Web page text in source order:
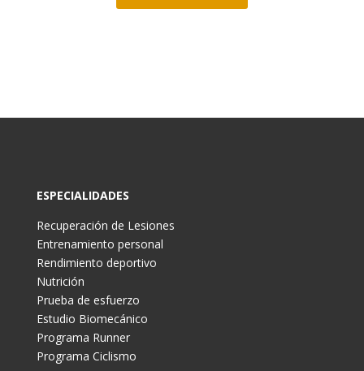
ESPECIALIDADES
Recuperación de Lesiones
Entrenamiento personal
Rendimiento deportivo
Nutrición
Prueba de esfuerzo
Estudio Biomecánico
Programa Runner
Programa Ciclismo